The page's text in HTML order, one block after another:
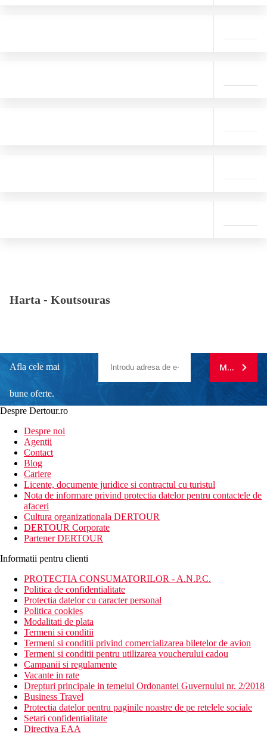
Harta - Koutsouras
Afla cele mai
bune oferte.
newsletter!
MA
Despre Dertour.ro
Despre noi
Agentii
Contact
Blog
Cariere
Licente, documente juridice si contractul cu turistul
Nota de informare privind protectia datelor pentru contactele de
afaceri
Cultura organizationala DERTOUR
DERTOUR Corporate
Partener DERTOUR
Informatii pentru clienti
PROTECTIA CONSUMATORILOR - A.N.P.C.
Politica de confidentialitate
Protectia datelor cu caracter personal
Politica cookies
Modalitati de plata
Termeni si conditii
Termeni si conditii privind comercializarea biletelor de avion
Termeni si conditii pentru utilizarea voucherului cadou
Campanii si regulamente
Vacante in rate
Drepturi principale in temeiul Ordonantei Guvernului nr. 2/2018
Business Travel
Protectia datelor pentru paginile noastre de pe retelele sociale
Setari confidentialitate
Directiva EAA